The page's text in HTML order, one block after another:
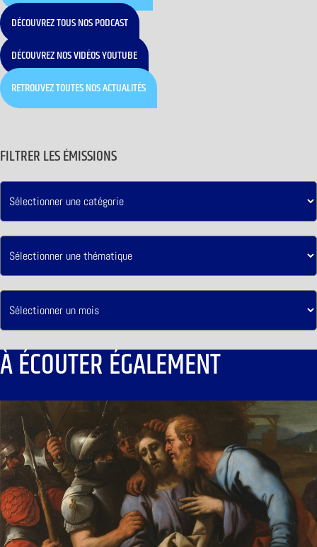
DÉCOUVREZ TOUS NOS PODCAST
DÉCOUVREZ NOS VIDÉOS YOUTUBE
RETROUVEZ TOUTES NOS ACTUALITÉS
FILTRER LES ÉMISSIONS
À ÉCOUTER ÉGALEMENT